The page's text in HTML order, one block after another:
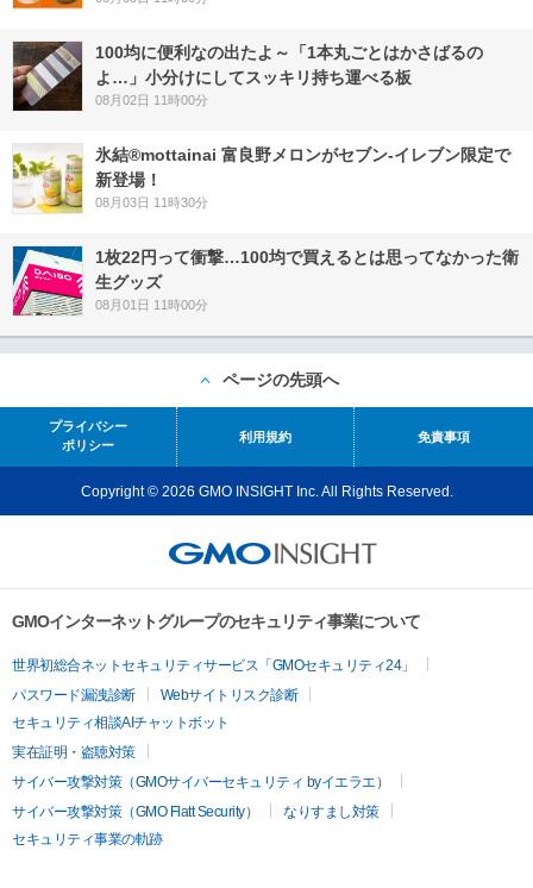
100均に便利なの出たよ～「1本丸ごとはかさばるの
よ…」小分けにしてスッキリ持ち運べる板
08月02日 11時00分
氷結®mottainai 富良野メロンがセブン‐イレブン限定で
新登場！
08月03日 11時30分
1枚22円って衝撃…100均で買えるとは思ってなかった衛
生グッズ
08月01日 11時00分
ページの先頭へ
プライバシー
ポリシー
利用規約 免責事項
Copyright © 2026 GMO INSIGHT Inc. All Rights Reserved.
GMOインターネットグループのセキュリティ事業について
世界初総合ネットセキュリティサービス「GMOセキュリティ24」
パスワード漏洩診断
Webサイトリスク診断
セキュリティ相談AIチャットボット
実在証明・盗聴対策
サイバー攻撃対策（GMOサイバーセキュリティ byイエラエ）
サイバー攻撃対策（GMO Flatt Security）
なりすまし対策
セキュリティ事業の軌跡